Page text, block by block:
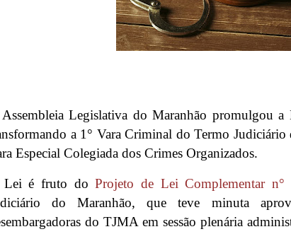
Legislativa do Maranhão promulgou a
a 1° Vara Criminal do Termo
Especial Colegiada dos Crimes Organizados.
Lei é fruto doProjeto de Lei Complementar n°
do Maranhão, que teve minuta
do TJMA em sessão plenária